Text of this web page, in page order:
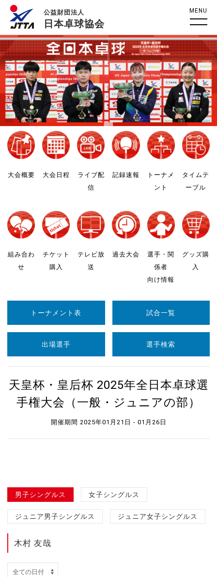
公益財団法人
日本卓球協会
MENU
大会概要 大会日程
ライブ配
信
記録速報
トーナメ
ント
タイムテ
ーブル
組み合わ
せ
チケット
購入
テレビ放
送
過去大会
選手・関
係者
向け情報
グッズ購
入
トーナメント表 試合一覧
出場選手 選手検索
天皇杯・皇后杯 2025年全日本卓球選
手権大会（一般・ジュニアの部）
開催期間 2025年01月21日 - 01月26日
男子シングルス 女子シングルス
ジュニア男子シングルス ジュニア女子シングルス
木村 友哉